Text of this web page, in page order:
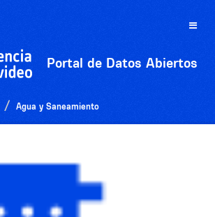
Toggle
Portal de Datos Abiertos
Agua y Saneamiento